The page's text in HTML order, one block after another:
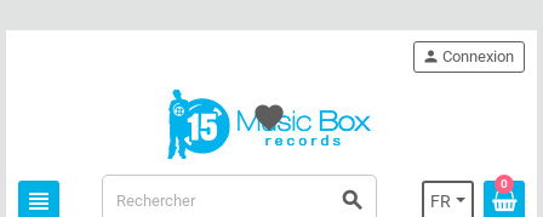
view_headline search FR
person Connexion
0
favorite